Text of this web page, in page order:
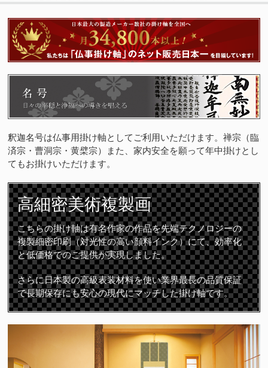
釈迦名号は仏事用掛け軸としてご利用いただけます。禅宗（臨
済宗・曹洞宗・黄檗宗）また、家内安全を願って年中掛けとし
てもお掛けいただけます。
高細密美術複製画
こちらの掛け軸は有名作家の作品を先端テクノロジーの
複製細密印刷（対光性の高い顔料インク）にて、効率化
と低価格でのご提供が実現しました。
さらに日本製の高級表装材料を使い業界最長の品質保証
で長期保存にも安心の現代にマッチした掛け軸です。